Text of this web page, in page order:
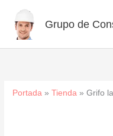
contenido
Grupo de
Portada »Tienda »Grifo